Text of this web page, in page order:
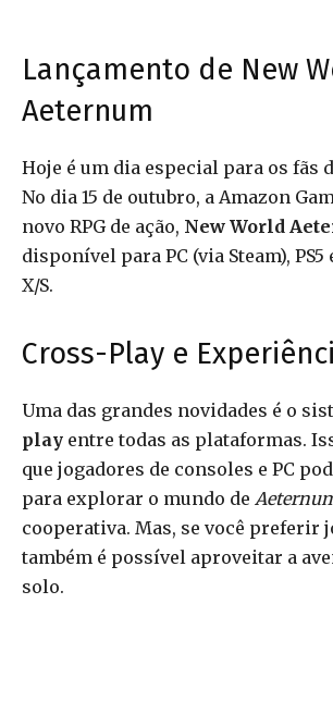
Lançamento de New
Aeternum
Hoje é um dia especial para os fãs
No dia 15 de outubro, a Amazon
novo RPG de ação, New World
disponível para PC (via Steam), PS5
X/S.
Cross-Play e
Uma das grandes novidades é o
play entre todas as plataformas.
que jogadores de consoles e PC
para explorar o mundo de
cooperativa. Mas, se você preferir
também é possível aproveitar a
solo.